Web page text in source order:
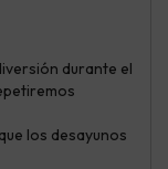
durante el
los desayunos